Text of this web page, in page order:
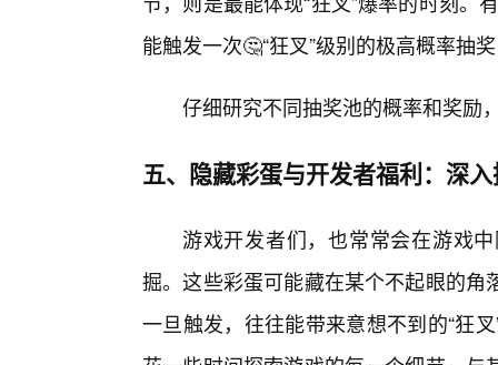
能触发一次🤔“狂叉”级别的极高概率抽
仔细研究不同抽奖池的概率和奖励
五、隐藏彩蛋与开发者福利：深
游戏开发者们，也常常会在游戏
掘。这些彩蛋可能藏在某个不起眼的
一旦触发，往往能带来意想不到的“狂